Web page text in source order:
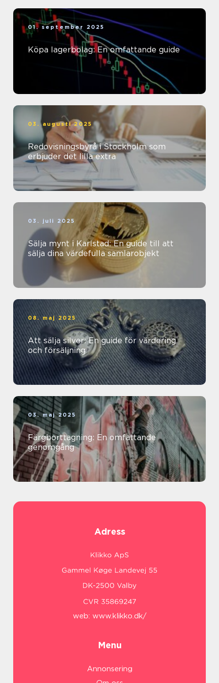
01. september 2025
Köpa lagerbolag: En omfattande guide
03. augusti 2025
Redovisningsbyrå i Stockholm som
erbjuder det lilla extra
03. juli 2025
Sälja mynt i Karlstad: En guide till att
sälja dina värdefulla samlarobjekt
08. maj 2025
Att sälja silver: En guide för värdering
och försäljning
03. maj 2025
Färgborttagning: En omfattande
genomgång
Adress
web: www.klikko.dk/
Menu
Annonsering